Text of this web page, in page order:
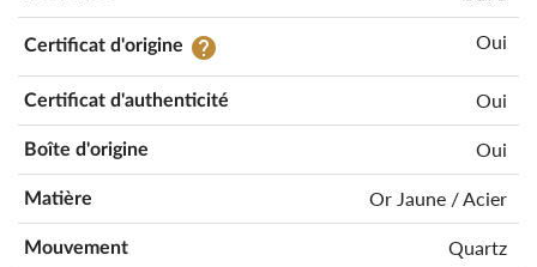
Certificat d'origine help Oui
Certificat d'authenticité Oui
Boîte d'origine Oui
Matière Or Jaune / Acier
Mouvement Quartz